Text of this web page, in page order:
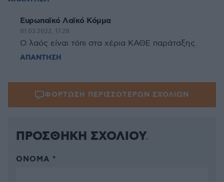
Ευρωπαϊκό Λαϊκό Κόμμα
01.03.2022, 17:28
Ο λαός είναι τόπι στα χέρια ΚΑΘΕ παράταξης.
ΑΠΑΝΤΗΣΗ
ΦΟΡΤΩΣΗ ΠΕΡΙΣΣΟΤΕΡΩΝ ΣΧΟΛΙΩΝ
ΠΡΟΣΘΗΚΗ ΣΧΟΛΙΟΥ
ΌΝΟΜΑ *